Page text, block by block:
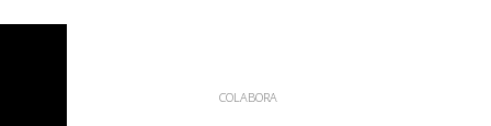
COLABORA